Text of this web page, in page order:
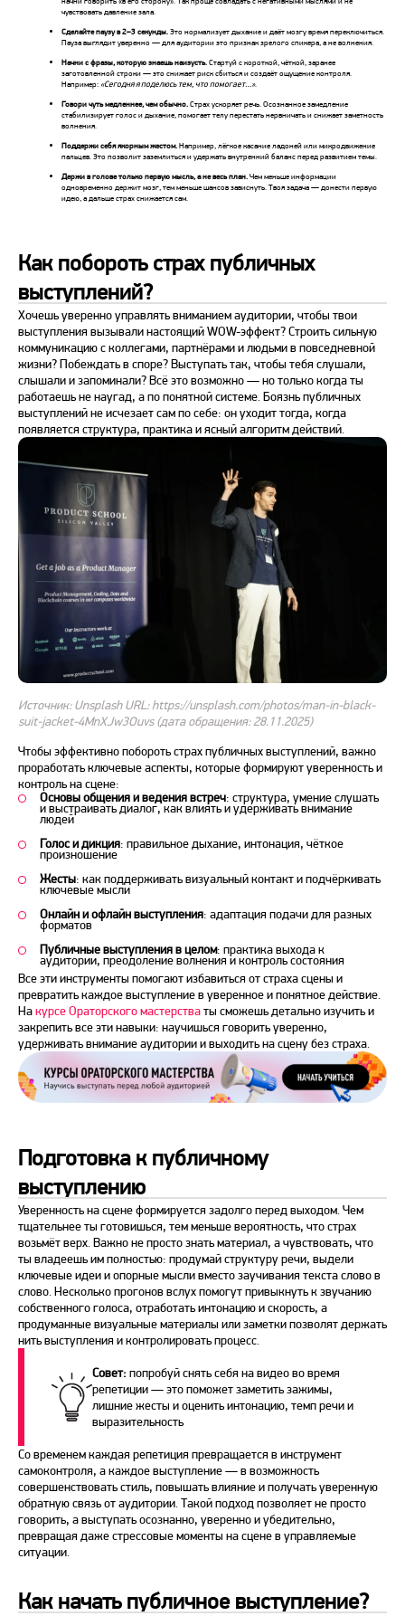
чувствовать давление зала.
Сделайте паузу в 2–3 секунды.Это нормализует дыхание и даёт мозгу время переключиться.
Пауза выглядит уверенно — для аудитории это признак зрелого спикера, а не волнения.
Начнис фразы, которую знаешь наизусть.Стартуй с короткой, чёткой, заранее
заготовленной строки — это снижает риск сбиться и создаёт ощущение контроля.
Например: «Сегодня я поделюсь тем, что помогает…».
Говори чуть медленнее, чем обычно.Страхускоряет речь. Осознанное замедление
стабилизирует голос и дыхание, помогает телу перестать нервничать и снижает заметность
волнения.
Поддержи себя якорным жестом.Например, лёгкое касание ладоней или микродвижение
пальцев. Это позволит заземлиться и удержать внутренний баланспередразвитием темы.
Держи в голове только первую мысль, а не весь план.Чем меньше информации
одновременно держит мозг, тем меньше шансов зависнуть. Твоя задача — донести первую
идею, а дальшестрахснижается сам.
Как побороть страх публичных
выступлений?
Хочешь уверенно управлять вниманием аудитории, чтобы твои
выступления вызывали настоящий WOW-эффект? Строить сильную
коммуникацию с коллегами, партнёрами и людьми в повседневной
жизни? Побеждать в споре?Выступатьтак, чтобы тебя слушали,
слышали и запоминали? Всё это возможно — но только когда ты
работаешь не наугад, а по понятной системе. Боязнь публичных
выступленийне исчезает сам по себе: он уходит тогда, когда
появляется структура, практика и ясный алгоритм действий.
Источник: Unsplash URL: https://unsplash.com/photos/man-in-black-
suit-jacket-4MnXJw3Ouvs (дата обращения: 28.11.2025)
Чтобы эффективнопоборотьстрах публичных выступлений, важно
проработать ключевые аспекты, которые формируют уверенность и
контроль на сцене:
Основы общения и ведения встреч: структура, умение слушать
и выстраивать диалог, как влиять и удерживать внимание
людей
Голос и дикция: правильное дыхание, интонация, чёткое
произношение
Жесты: как поддерживать визуальный контакт и подчёркивать
ключевые мысли
Онлайн и офлайн выступления: адаптация подачи для разных
форматов
Публичные выступления в целом: практика выхода к
аудитории, преодоление волнения и контроль состояния
Все эти инструменты помогают избавиться от страха сцены и
превратить каждое выступление в уверенное и понятное действие.
Накурсе Ораторского мастерстваты сможешь детально изучить и
закрепить все эти навыки: научишься говорить уверенно,
удерживать внимание аудитории и выходить на сцену без страха.
Подготовка к публичному
выступлению
Уверенность на сцене формируется задолгоперед выходом. Чем
тщательнее ты готовишься, тем меньше вероятность, чтострах
возьмёт верх. Важно не просто знать материал, а чувствовать, что
ты владеешь им полностью: продумай структуруречи, выдели
ключевые идеи и опорные мысли вместо заучивания текста слово в
слово. Несколько прогонов вслух помогут привыкнуть к звучанию
собственного голоса, отработать интонацию и скорость, а
продуманные визуальные материалы или заметки позволят держать
нить выступления и контролировать процесс.
Совет: попробуй снять себя на видео во время
репетиции — это поможет заметить зажимы,
лишние жесты и оценить интонацию, темпречии
выразительность
Со временем каждая репетиция превращается в инструмент
самоконтроля, а каждое выступление — в возможность
совершенствовать стиль, повышать влияние и получать уверенную
обратную связь от аудитории. Такой подход позволяет не просто
говорить, авыступатьосознанно, уверенно и убедительно,
превращая даже стрессовые моменты на сцене в управляемые
ситуации.
Как начать публичное выступление?